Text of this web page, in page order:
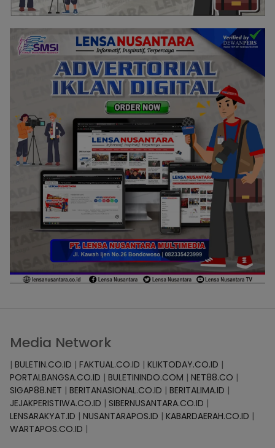
Media Network
| BULETIN.CO.ID | FAKTUAL.CO.ID | KLIKTODAY.CO.ID |
PORTALBANGSA.CO.ID | BULETININDO.COM | NET88.CO |
SIGAP88.NET | BERITANASIONAL.CO.ID | BERITALIMA.ID |
JEJAKPERISTIWA.CO.ID | SIBERNUSANTARA.CO.ID |
LENSARAKYAT.ID | NUSANTARAPOS.ID | KABARDAERAH.CO.ID |
WARTAPOS.CO.ID |